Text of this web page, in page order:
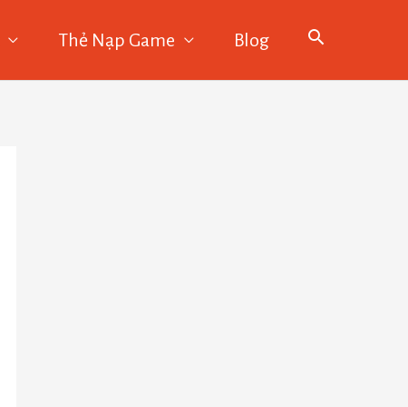
Thẻ Nạp Game Blog